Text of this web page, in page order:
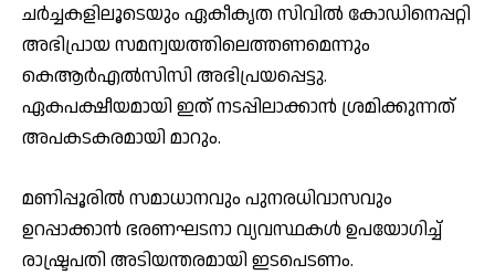
ചര്‍ച്ചകളിലൂടെയും ഏകീകൃത സിവില്‍ കോഡിനെപ്പറ്റി
അഭിപ്രായ സമന്വയത്തിലെത്തണമെന്നും
കെആര്‍എല്‍സിസി അഭിപ്രയപ്പെട്ടു.
ഏകപക്ഷീയമായി ഇത് നടപ്പിലാക്കാന്‍ ശ്രമിക്കുന്നത്
അപകടകരമായി മാറും.
മണിപ്പൂരില്‍ സമാധാനവും പുനരധിവാസവും
ഉറപ്പാക്കാന്‍ ഭരണഘടനാ വ്യവസ്ഥകള്‍ ഉപയോഗിച്ച്
രാഷ്ട്രപതി അടിയന്തരമായി ഇടപെടണം.